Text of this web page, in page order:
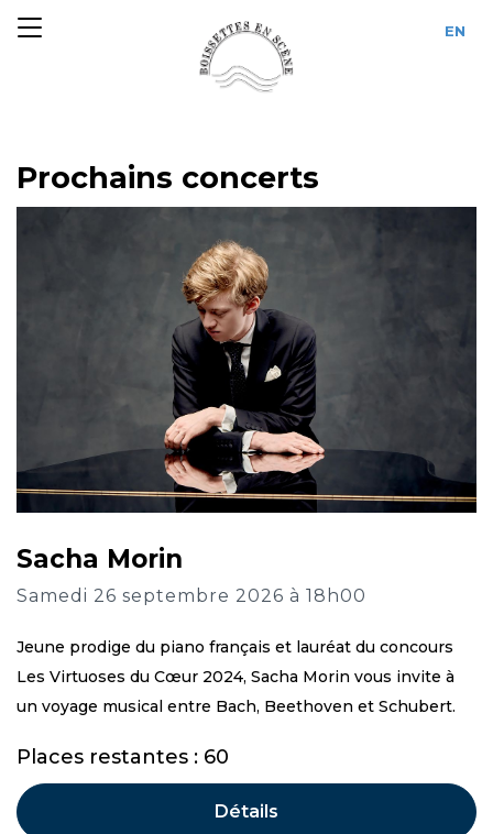
Prochains concerts
Sacha Morin
Samedi 26 septembre 2026 à 18h00
Jeune prodige du piano français et lauréat du concours
Les Virtuoses du Cœur 2024, Sacha Morin vous invite à
un voyage musical entre Bach, Beethoven et Schubert.
Places restantes : 60
Détails